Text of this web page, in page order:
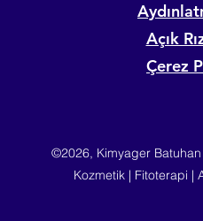
Açık
Çerez
©2026, Kimyager Batuhan
Kozmetik | Fitoterapi |